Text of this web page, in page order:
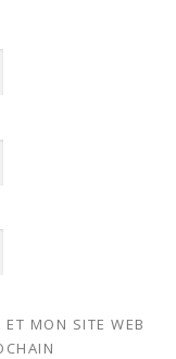
MON SITE WEB